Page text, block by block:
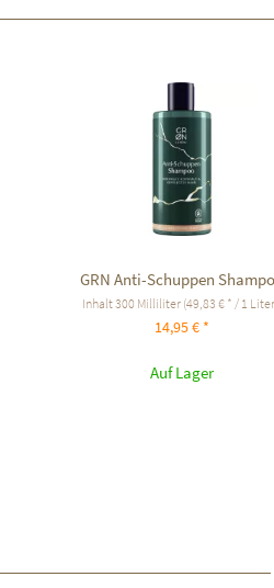
GRN Anti-Schuppen
Inhalt300 Milliliter (49,83 € * / 1
14,95 € *
Auf Lager